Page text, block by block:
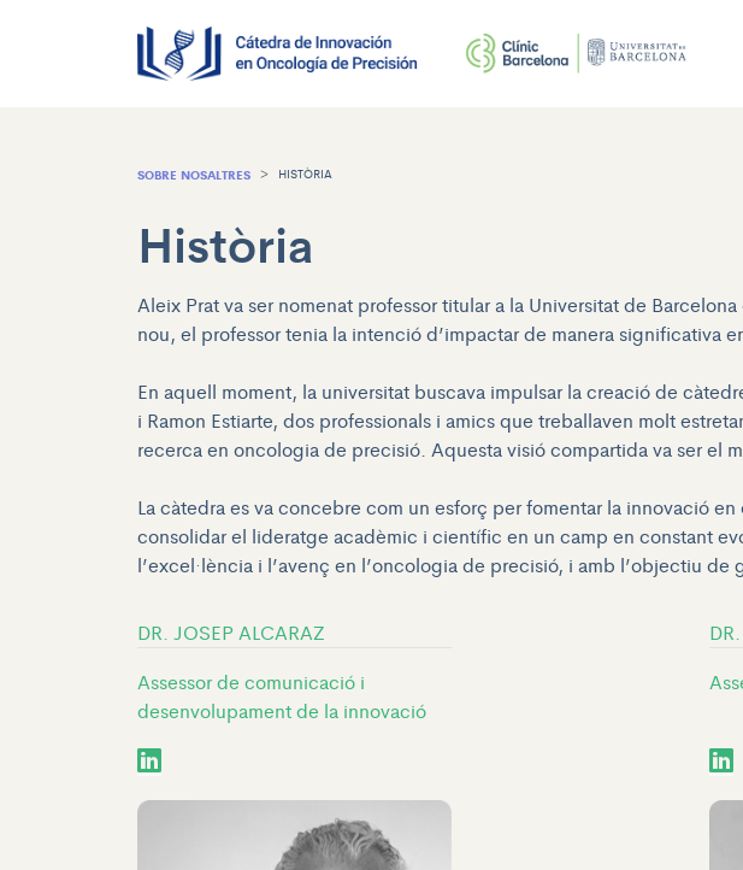
SOBRE NOSALTRES HISTÒRIA
Història
Aleix Prat va ser nomenat professor titular a la Universitat de
nou, el professor tenia la intenció d’impactar de manera significativa
En aquell moment, la universitat buscava impulsar la creació de
i Ramon Estiarte, dos professionals i amics que treballaven molt
recerca en oncologia de precisió. Aquesta visió compartida va ser el
La càtedra es va concebre com un esforç per fomentar la innovació
consolidar el lideratge acadèmic i científic en un camp en constant
l’excel·lència i l’avenç en l’oncologia de precisió, i amb l’objectiu
DR. JOSEP ALCARAZ
Assessor de comunicació i
desenvolupament de la innovació